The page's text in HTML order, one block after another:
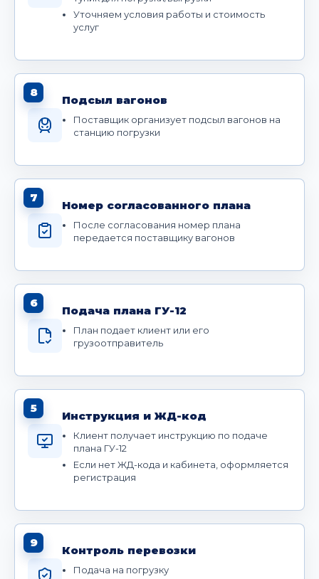
Уточняем условия работы и стоимость
услуг
8
Подсыл вагонов
Поставщик организует подсыл вагонов на
станцию погрузки
7
Номер согласованного плана
После согласования номер плана
передается поставщику вагонов
6
Подача плана ГУ-12
План подает клиент или его
грузоотправитель
5
Инструкция и ЖД-код
Клиент получает инструкцию по подаче
плана ГУ-12
Если нет ЖД-кода и кабинета, оформляется
регистрация
9
Контроль перевозки
Подача на погрузку